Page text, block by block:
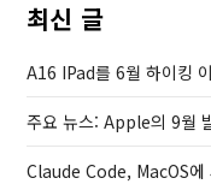
P
o
s
t
최신 글
A16 IPad를 6월 하이킹
주요 뉴스: Apple의 9월
Claude Code, MacOS에